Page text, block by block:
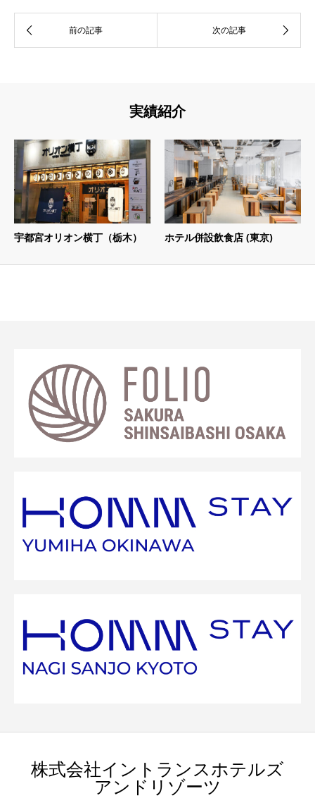
実績紹介
宇都宮オリオン横丁（栃木） ホテル併設飲食店 (東京)
株式会社イントランスホテルズ
アンドリゾーツ